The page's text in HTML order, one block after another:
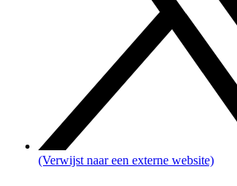
(Verwijst naar een externe website)